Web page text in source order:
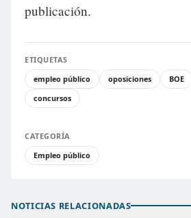
publicación.
ETIQUETAS
empleo público
oposiciones BOE
concursos
CATEGORÍA
Empleo público
NOTICIAS RELACIONADAS